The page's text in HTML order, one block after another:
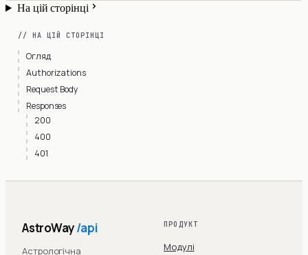
На цій сторінці
// НА ЦІЙ СТОРІНЦІ
Огляд
Authorizations
Request Body
Responses
200
400
401
AstroWay/api
Астрологічна
ПРОДУКТ
Модулі